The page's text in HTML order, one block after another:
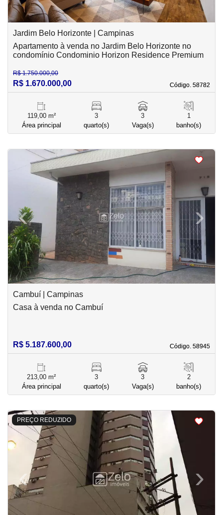
Jardim Belo Horizonte | Campinas
Código. 58782
Código. 58782
Apartamento à venda no Jardim Belo Horizonte no
condomínio Condominio Horizon Residence Premium
R$ 1.750.000,00
R$ 1.670.000,00
119,00 m²
Área principal
3
quarto(s)
3
Vaga(s)
1
banho(s)
<
‹Previous ›Next
Cambuí | Campinas
Código. 58945
Código. 58945
Casa à venda no Cambuí
R$ 5.187.600,00
213,00 m²
Área principal
3
quarto(s)
3
Vaga(s)
2
banho(s)
PREÇO REDUZIDO
<<<<
‹Previous ›Next